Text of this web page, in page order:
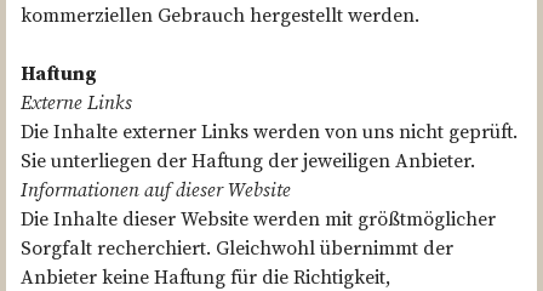
kommerziellen Gebrauch hergestellt werden.
Haftung
Externe Links
Die Inhalte externer Links werden von uns nicht geprüft.
Sie unterliegen der Haftung der jeweiligen Anbieter.
Informationen auf dieser Website
Die Inhalte dieser Website werden mit größtmöglicher
Sorgfalt recherchiert. Gleichwohl übernimmt der
Anbieter keine Haftung für die Richtigkeit,